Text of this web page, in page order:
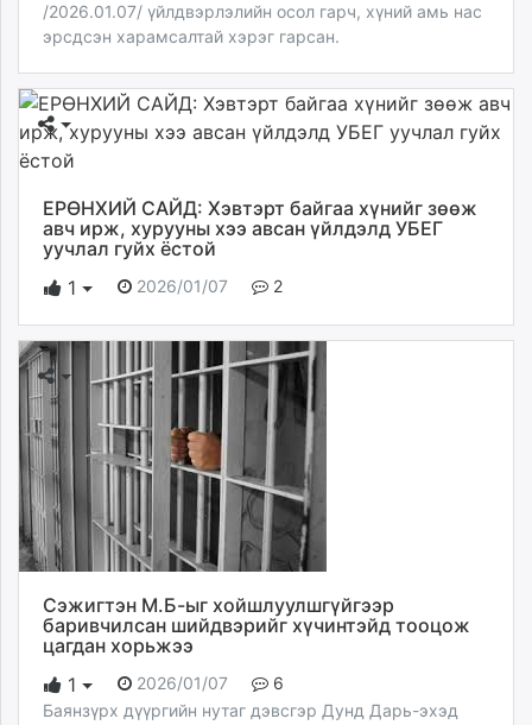
/2026.01.07/ үйлдвэрлэлийн осол гарч, хүний амь нас
эрсдсэн харамсалтай хэрэг гарсан.
ЕРӨНХИЙ САЙД: Хэвтэрт байгаа хүнийг зөөж
авч ирж, хурууны хээ авсан үйлдэлд УБЕГ
уучлал гуйх ёстой
1
2026/01/07 2
Сэжигтэн М.Б-ыг хойшлуулшгүйгээр
баривчилсан шийдвэрийг хүчинтэйд тооцож
цагдан хорьжээ
1
2026/01/07
6
Баянзүрх дүүргийн нутаг дэвсгэр Дунд Дарь-эхэд